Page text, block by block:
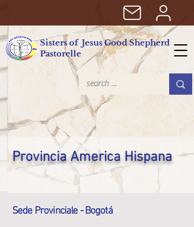
Sisters of Jesus Good Shepherd
Pastorelle
Provincia America Hispana
Sede Provinciale - Bogotá